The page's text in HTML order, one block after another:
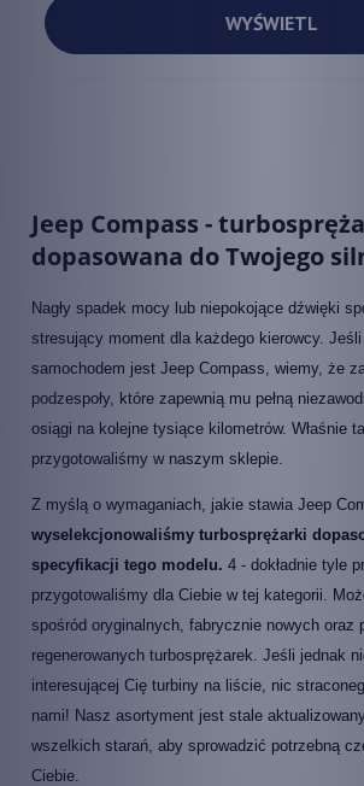
WYŚWIETL
Jeep Compass -
dopasowana do Twojego
Nagły spadek mocy lub niepokojące dźwięki
stresujący moment dla każdego kierowcy. Jeśli
samochodem jest Jeep Compass, wiemy, że
podzespoły, które zapewnią mu pełną
osiągi na kolejne tysiące kilometrów. Właśnie
przygotowaliśmy w naszym sklepie.
Z myślą o wymaganiach, jakie stawia Jeep
wyselekcjonowaliśmy turbosprężarki
specyfikacji tego modelu. 4 - dokładnie tyle
przygotowaliśmy dla Ciebie w tej kategorii.
spośród oryginalnych, fabrycznie nowych oraz
regenerowanych turbosprężarek. Jeśli jednak
interesującej Cię turbiny na liście, nic
nami! Nasz asortyment jest stale
wszelkich starań, aby sprowadzić potrzebną
Ciebie.